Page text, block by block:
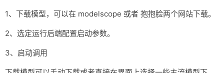
command:
- http://192.168.x.x:8081
1、下载模型，可以在 modelscope 或者 抱抱脸两个网站下载。
2、选定运行后端配置启动参数。
3、启动调用